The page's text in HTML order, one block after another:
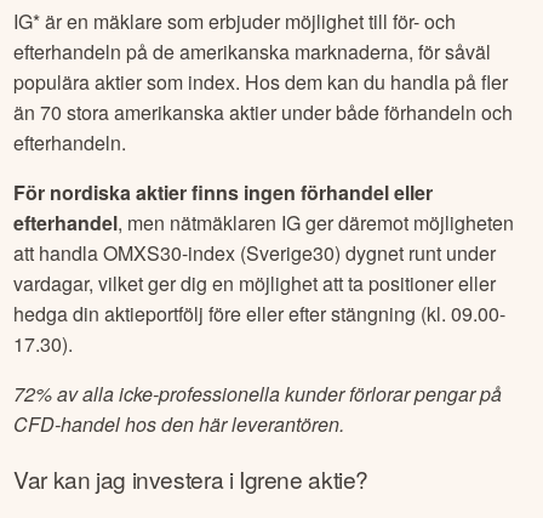
IG* är en mäklare som erbjuder möjlighet till för- och
efterhandeln på de amerikanska marknaderna, för såväl
populära aktier som index. Hos dem kan du handla på fler
än 70 stora amerikanska aktier under både förhandeln och
efterhandeln.
För nordiska aktier finns ingen förhandel eller
efterhandel, men nätmäklaren IG ger däremot möjligheten
att handla OMXS30-index (Sverige30) dygnet runt under
vardagar, vilket ger dig en möjlighet att ta positioner eller
hedga din aktieportfölj före eller efter stängning (kl. 09.00-
17.30).
72% av alla icke-professionella kunder förlorar pengar på
CFD-handel hos den här leverantören.
Var kan jag investera i Igreneaktie?